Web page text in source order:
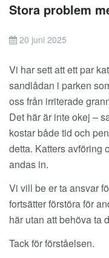
Stora problem
20 juni 2025
Vi har sett att ett par
sandlådan i parken
oss från irriterade
Det här är inte okej –
kostar både tid och
detta. Katters avföring
andas in.
Vi vill be er ta ansvar
fortsätter förstöra för
här utan att behöva ta
Tack för förståelsen.